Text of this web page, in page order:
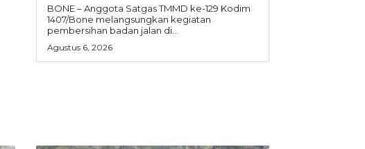
BONE – Anggota Satgas TMMD ke-129 Kodim
1407/Bone melangsungkan kegiatan
pembersihan badan jalan di...
Agustus 6, 2026